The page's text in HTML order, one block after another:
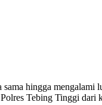
hingga
Tebing Tinggi dari